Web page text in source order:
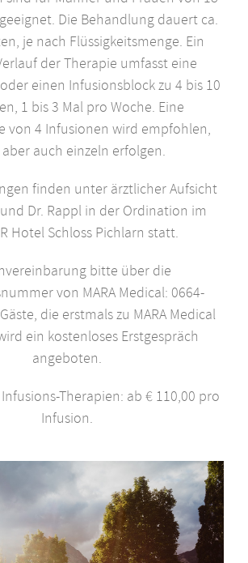
Die Behandlung dauert ca.
je nach Flüssigkeitsmenge. Ein
der Therapie umfasst eine
einen Infusionsblock zu 4 bis 10
1 bis 3 Mal pro Woche. Eine
von 4 Infusionen wird empfohlen,
auch einzeln erfolgen.
finden unter ärztlicher Aufsicht
Dr. Rappl in der Ordination im
Hotel Schloss Pichlarn statt.
bitte über die
von MARA Medical: 0664-
die erstmals zu MARA Medical
ein kostenloses Erstgespräch
angeboten.
Therapien: ab € 110,00 pro
Infusion.